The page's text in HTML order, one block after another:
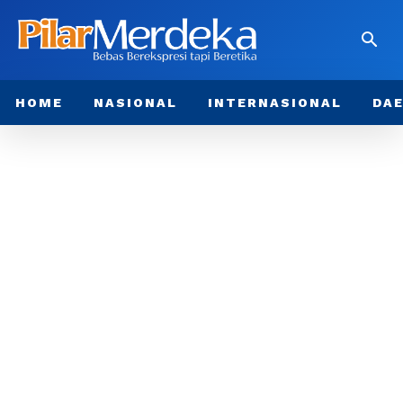
HOME NASIONAL INTERNASIONAL